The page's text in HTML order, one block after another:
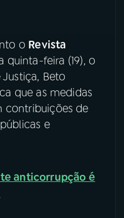
Facebook
o Revista
quinta-feira (19), o
Beto
que as medidas
contribuições de
e
anticorrupção é